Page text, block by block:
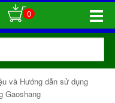
Toggle
0
và Hướng dẫn sử dụng
Gaoshang